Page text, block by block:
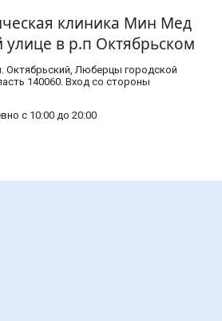
клиника Мин Мед
в р.п Октябрьском
Октябрьский, Люберцы городской
140060. Вход со стороны
с 10:00 до 20:00